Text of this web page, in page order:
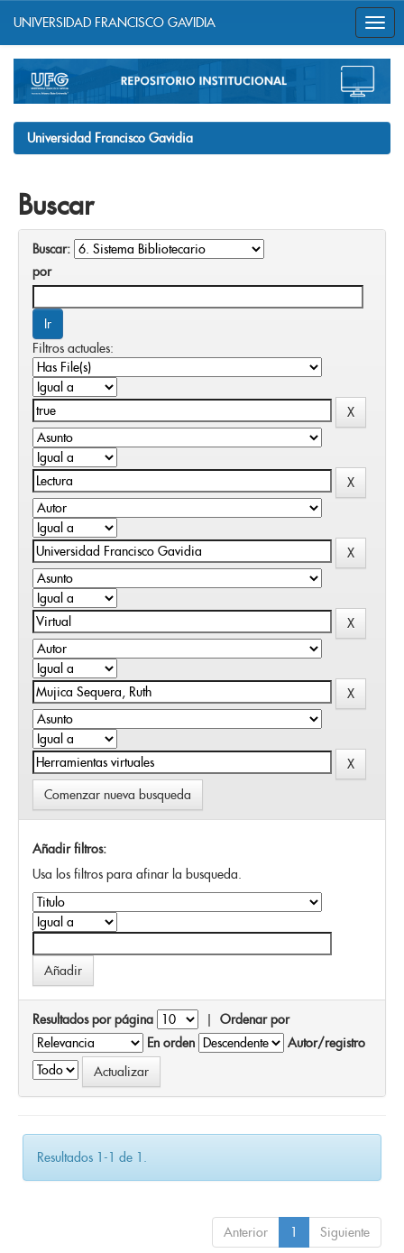
navigation
UNIVERSIDAD FRANCISCO GAVIDIA
Universidad Francisco Gavidia
Buscar
Buscar:
por
Filtros actuales:
Comenzar nueva busqueda
Añadir filtros:
Usa los filtros para afinar la busqueda.
Resultados por página | Ordenar por
En orden
Autor/registro
Resultados 1-1 de 1.
Anterior 1 Siguiente